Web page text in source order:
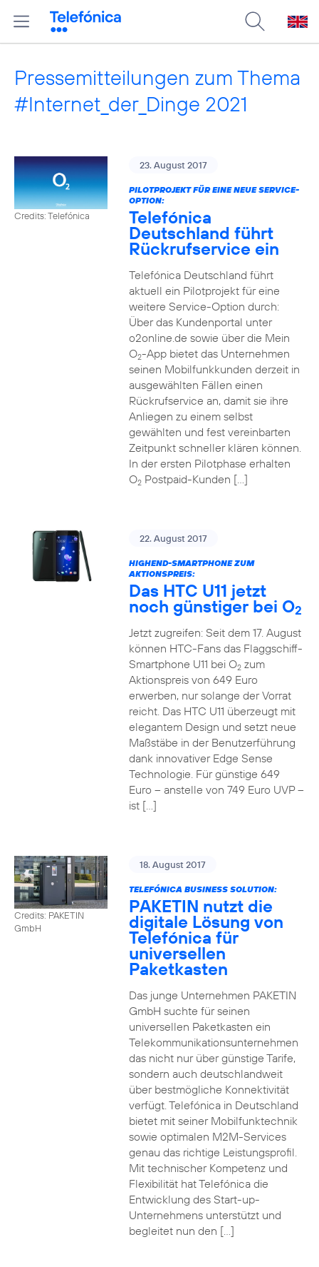
Pressemitteilungen zum Thema
#Internet_der_Dinge 2021
Credits: Telefónica
23. August 2017
PILOTPROJEKT FÜR EINE NEUE SERVICE-
OPTION:
Telefónica
Deutschland führt
Rückrufservice ein
Telefónica Deutschland führt
aktuell ein Pilotprojekt für eine
weitere Service-Option durch:
Über das Kundenportal unter
o2online.de sowie über die Mein
O2-App bietet das Unternehmen
seinen Mobilfunkkunden derzeit in
ausgewählten Fällen einen
Rückrufservice an, damit sie ihre
Anliegen zu einem selbst
gewählten und fest vereinbarten
Zeitpunkt schneller klären können.
In der ersten Pilotphase erhalten
O2Postpaid-Kunden […]
22. August 2017
HIGHEND-SMARTPHONE ZUM
AKTIONSPREIS:
Das HTC U11 jetzt
noch günstiger bei O2
Jetzt zugreifen: Seit dem 17. August
können HTC-Fans das Flaggschiff-
Smartphone U11 bei O2zum
Aktionspreis von 649 Euro
erwerben, nur solange der Vorrat
reicht. Das HTC U11 überzeugt mit
elegantem Design und setzt neue
Maßstäbe in der Benutzerführung
dank innovativer Edge Sense
Technologie. Für günstige 649
Euro – anstelle von 749 Euro UVP –
ist […]
Credits: PAKETIN
GmbH
18. August 2017
TELEFÓNICA BUSINESS SOLUTION:
PAKETIN nutzt die
digitale Lösung von
Telefónica für
universellen
Paketkasten
Das junge Unternehmen PAKETIN
GmbH suchte für seinen
universellen Paketkasten ein
Telekommunikationsunternehmen
das nicht nur über günstige Tarife,
sondern auch deutschlandweit
über bestmögliche Konnektivität
verfügt. Telefónica in Deutschland
bietet mit seiner Mobilfunktechnik
sowie optimalen M2M-Services
genau das richtige Leistungsprofil.
Mit technischer Kompetenz und
Flexibilität hat Telefónica die
Entwicklung des Start-up-
Unternehmens unterstützt und
begleitet nun den […]